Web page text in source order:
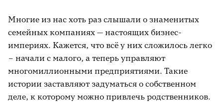
Многие из нас хоть раз слышали о знаменитых
семейных компаниях — настоящих бизнес-
империях. Кажется, что всё у них сложилось легко
– начали с малого, а теперь управляют
многомиллионными предприятиями. Такие
истории заставляют задуматься о собственном
деле, к которому можно привлечь родственников.